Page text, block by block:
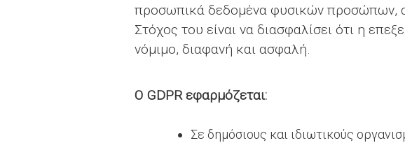
προσωπικά δεδομένα φυσικών προσώπων,
Στόχος του είναι να διασφαλίσει ότι η
νόμιμο, διαφανή και ασφαλή.
Ο GDPR εφαρμόζεται:
Σε δημόσιους και ιδιωτικούς